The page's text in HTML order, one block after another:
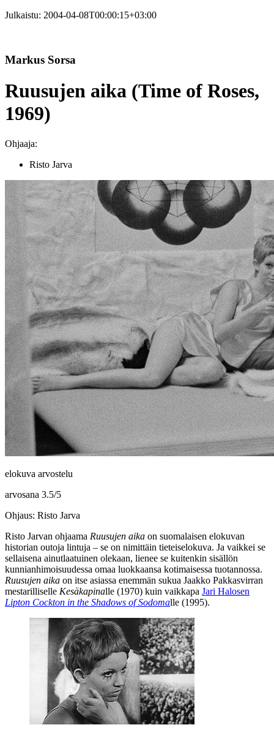
Julkaistu: 2004-04-08T00:00:15+03:00
Markus Sorsa
Ruusujen aika (Time of Roses,
1969)
Ohjaaja:
Risto Jarva
elokuva arvostelu
arvosana 3.5/5
Ohjaus: Risto Jarva
Risto Jarvan ohjaama Ruusujen aika on suomalaisen elokuvan
historian outoja lintuja – se on nimittäin tieteiselokuva. Ja vaikkei se
sellaisena ainutlaatuinen olekaan, lienee se kuitenkin sisällön
kunnianhimoisuudessa omaa luokkaansa kotimaisessa tuotannossa.
Ruusujen aika on itse asiassa enemmän sukua Jaakko Pakkasvirran
mestarilliselle Kesäkapinalle (1970) kuin vaikkapa Jari Halosen
Lipton Cockton in the Shadows of Sodomalle (1995).